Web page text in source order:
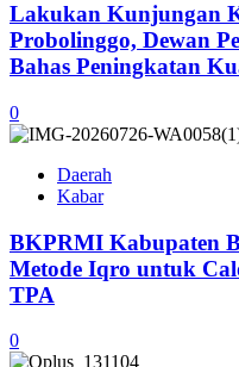
Lakukan Kunjungan
Probolinggo, Dewan
Bahas Peningkatan
0
Daerah
Kabar
BKPRMI Kabupaten
Metode Iqro untuk
TPA
0